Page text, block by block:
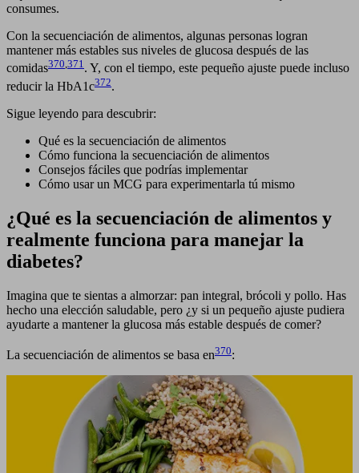
consumes.
Con la secuenciación de alimentos, algunas personas logran
mantener más estables sus niveles de glucosa después de las
comidas370,371. Y, con el tiempo, este pequeño ajuste puede incluso
reducir la HbA1c372.
Sigue leyendo para descubrir:
Qué es la secuenciación de alimentos
Cómo funciona la secuenciación de alimentos
Consejos fáciles que podrías implementar
Cómo usar un MCG para experimentarla tú mismo
¿Qué es la secuenciación de alimentos y
realmente funciona para manejar la
diabetes?
Imagina que te sientas a almorzar: pan integral, brócoli y pollo. Has
hecho una elección saludable, pero ¿y si un pequeño ajuste pudiera
ayudarte a mantener la glucosa más estable después de comer?
La secuenciación de alimentos se basa en370: